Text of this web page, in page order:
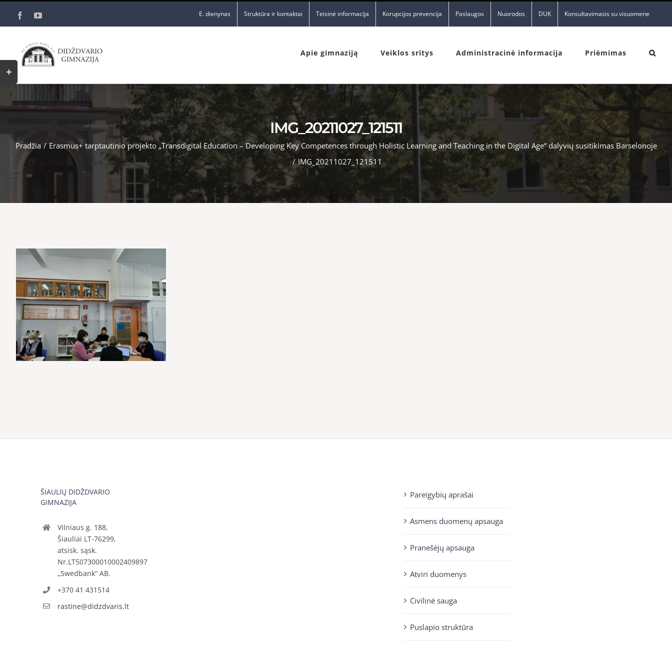
FacebookYouTube E. dienynas Struktūra ir kontaktai Teisinė informacija Korupcijos prevencija Paslaugos Nuorodos DUK Konsultavimasis su visuomene
Apie gimnaziją Veiklos sritys Administracinė informacija Priėmimas
IMG_20211027_121511
Pradžia / Erasmus+ tarptautinio projekto „Transdigital Education – Developing Key Competences through Holistic Learning and Teaching in the Digital Age“ dalyvių susitikimas Barselonoje
/ IMG_20211027_121511
ŠIAULIŲ DIDŽDVARIO
GIMNAZIJA
Vilniaus g. 188,
Šiauliai LT-76299,
atsisk. sąsk.
Nr.LT507300010002409897
„Swedbank“ AB.
+370 41 431514
rastine@didzdvaris.lt
Pareigybių aprašai
Asmens duomenų apsauga
Pranešėjų apsauga
Atviri duomenys
Civilinė sauga
Puslapio struktūra
Toggle
Sliding